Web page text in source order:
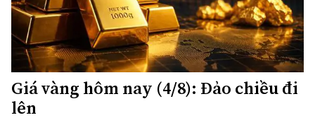
Giá vàng hôm nay (4/8): Đảo chiều đi
lên